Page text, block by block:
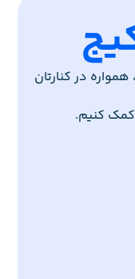
در کنارتان
کمک کنیم.